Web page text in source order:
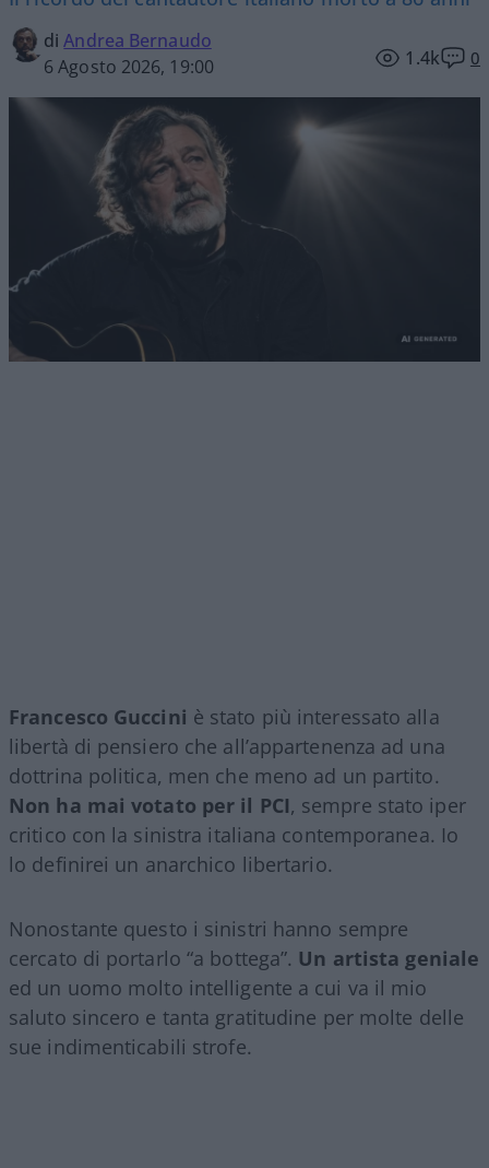
diAndrea Bernaudo
6 Agosto 2026, 19:00
1.4k 0
Francesco Guccini è stato più interessato alla
libertà di pensiero che all’appartenenza ad una
dottrina politica, men che meno ad un partito.
Non ha mai votato per il PCI, sempre stato iper
critico con la sinistra italiana contemporanea. Io
lo definirei un anarchico libertario.
Nonostante questo i sinistri hanno sempre
cercato di portarlo “a bottega”. Un artista geniale
ed un uomo molto intelligente a cui va il mio
saluto sincero e tanta gratitudine per molte delle
sue indimenticabili strofe.